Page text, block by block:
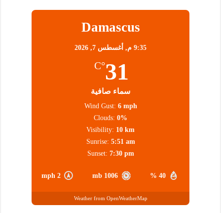
Damascus
9:35 م, أغسطس 7, 2026
31
°C
سماء صافية
40 %
1006 mb
2 mph
Wind Gust: 6 mph
Clouds: 0%
Visibility: 10 km
Sunrise: 5:51 am
Sunset: 7:30 pm
Weather from OpenWeatherMap